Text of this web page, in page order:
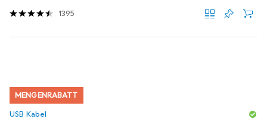
1395
MENGENRABATT
USB Kabel